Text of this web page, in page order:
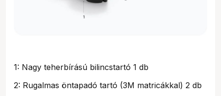
1: Nagy teherbírású bilincstartó 1 db
2: Rugalmas öntapadó tartó (3M matricákkal) 2 db